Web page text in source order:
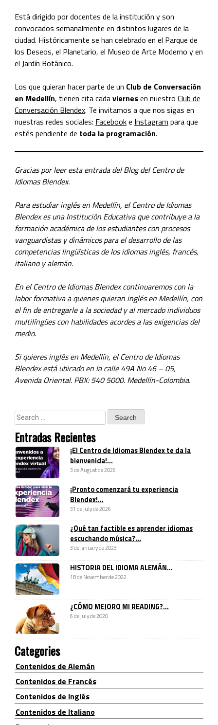
Está dirigido por docentes de la institución y son
convocados semanalmente en distintos lugares de la
ciudad. Históricamente se han celebrado en el Parque de
los Deseos, el Planetario, el Museo de Arte Moderno y en
el Jardín Botánico.
Los que quieran hacer parte de un Club de Conversación
en Medellín, tienen cita cadaviernesen nuestro Club de
Conversación Blendex. Te invitamos a que nos sigas en
nuestras redes sociales: Facebooke Instagram para que
estés pendiente de toda la programación.
Gracias por leer esta entrada del Blog del Centro de
Idiomas Blendex.
Para estudiar inglés en Medellín, el Centro de Idiomas
Blendex es una Institución Educativa que contribuye a la
formación académica de los estudiantes con procesos
vanguardistas y dinámicos para el desarrollo de las
competencias lingüísticas de los idiomas inglés, francés,
italiano y alemán.
En el Centro de Idiomas Blendex continuaremos con la
labor formativa a quienes quieran inglés en Medellín, con
el fin de entregarle a la sociedad y al mercado individuos
multilíngües con habilidades acordes a las exigencias del
medio.
Si quieres inglés en Medellín, el Centro de Idiomas
Blendex está ubicado en la calle 49A No 46 – 05,
Avenida Oriental. PBX: 540 5000. Medellín-Colombia.
Entradas Recientes
¡El Centro de Idiomas Blendex te da la
bienvenida!...
3 de August de 2026
¡Pronto comenzará tu experiencia
Blendex!...
31 de July de 2026
¿Qué tan factible es aprender idiomas
escuchando música?...
3 de January de 2023
HISTORIA DEL IDIOMA ALEMÁN...
18 de November de 2022
¿CÓMO MEJORO MI READING?...
6 de July de 2020
Categories
Contenidos de Alemán
Contenidos de Francés
Contenidos de Inglés
Contenidos de Italiano